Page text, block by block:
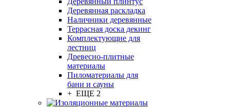
Деревянная раскладка
Наличники деревянные
Террасная доска декинг
Комплектующие для
лестниц
Древесно-плитные
материалы
Пиломатериалы для
бани и сауны
+ ЕЩЕ 2